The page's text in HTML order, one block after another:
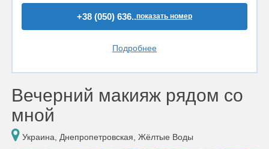
+38 (050) 636..показать номер
Подробнее
Вечерний макияж рядом со
мной
Украина, Днепропетровская, Жёлтые Воды